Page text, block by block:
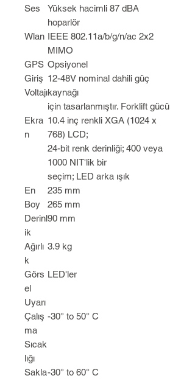
Ses
Yüksek hacimli 87 dBA
hoparlör
Wlan IEEE 802.11a/b/g/n/ac 2x2
MIMO
GPS Opsiyonel
Giriş
Voltajı
12-48V nominal dahili güç
kaynağı
için tasarlanmıştır. Forklift gücü
Ekra
n
10.4 inç renkli XGA (1024 x
768) LCD;
24-bit renk derinliği; 400 veya
1000 NIT'lik bir
seçim; LED arka ışık
En
235 mm
Boy
265 mm
Derinl
ik
90 mm
Ağırlı
k
3.9 kg
Görs
el
Uyarı
LED'ler
Çalış
ma
Sıcak
lığı
-30° to 50° C
Sakla-30° to 60° C